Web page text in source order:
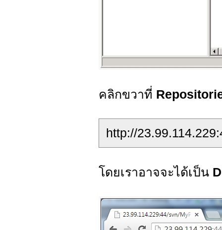
คลิกขวาที่
http://
โดยเราอาจจะได้เป็น